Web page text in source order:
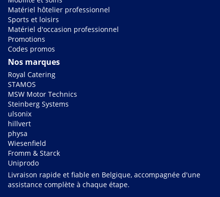
Matériel hôtelier professionnel
Sports et loisirs
Matériel d'occasion professionnel
Promotions
Codes promos
Nos marques
Royal Catering
STAMOS
MSW Motor Technics
Steinberg Systems
ulsonix
hillvert
physa
Wiesenfield
Fromm & Starck
Uniprodo
Livraison rapide et fiable en Belgique, accompagnée d'une
assistance complète à chaque étape.